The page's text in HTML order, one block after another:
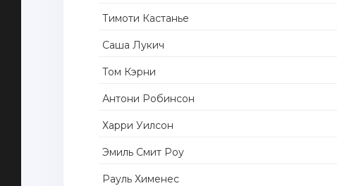
Тимоти Кастанье
Саша Лукич
Том Кэрни
Антони Робинсон
Харри Уилсон
Эмиль Смит Роу
Рауль Хименес